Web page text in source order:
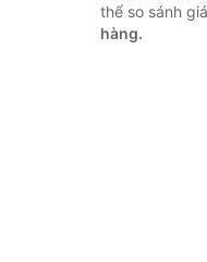
thể so sánh
hàng.